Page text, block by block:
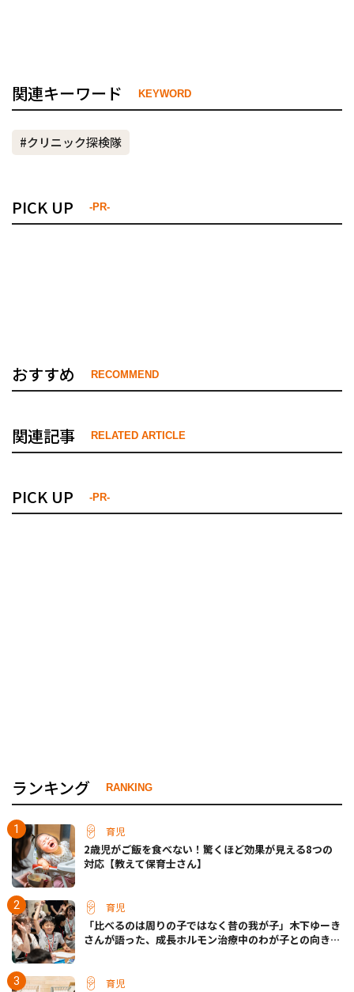
関連キーワード KEYWORD
#クリニック探検隊
PICK UP -PR-
おすすめ RECOMMEND
関連記事 RELATED ARTICLE
PICK UP -PR-
ランキング RANKING
育児
2歳児がご飯を食べない！驚くほど効果が見える8つの
対応【教えて保育士さん】
育児
「比べるのは周りの子ではなく昔の我が子」木下ゆーき
さんが語った、成長ホルモン治療中のわが子との向き合
育児